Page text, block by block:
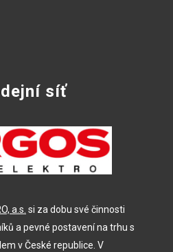
síť
a.s. si za dobu své činnosti
a pevné postavení na trhu s
v České republice. V